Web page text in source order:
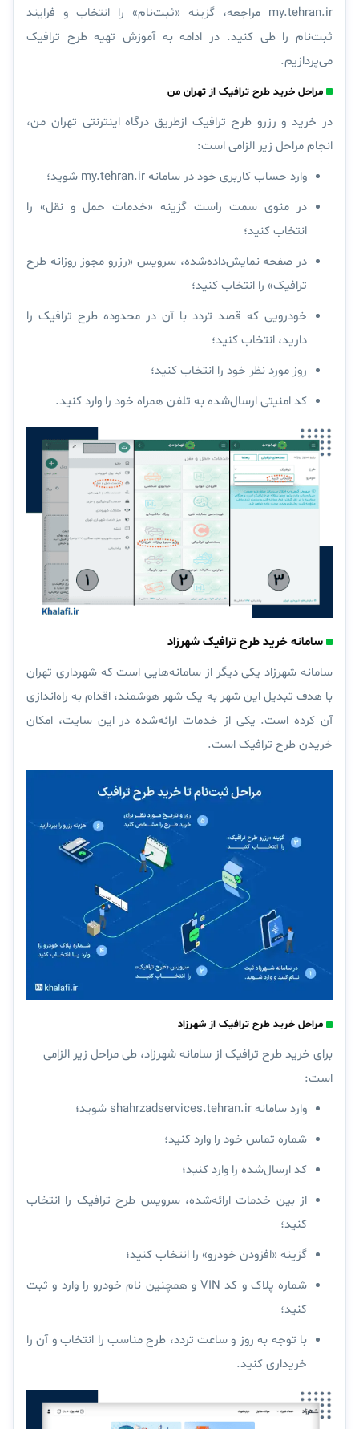
my.tehran.ir مراجعه، گزینه «ثبت‌نام» را انتخاب و فرایند
ثبت‌‌نام را طی کنید. در ادامه به آموزش تهیه طرح ترافیک
می‌پردازیم.
مراحل خرید طرح ترافیک از تهران من
در خرید و رزرو طرح ترافیک ازطریق درگاه اینترنتی تهران من،
انجام مراحل زیر الزامی است:
وارد حساب کاربری خود در سامانه my.tehran.ir شوید؛
در منوی سمت راست گزینه «خدمات حمل و نقل» را
انتخاب کنید؛
در صفحه نمایش‌داده‌شده، سرویس «رزرو مجوز روزانه طرح
ترافیک» را انتخاب کنید؛
خودرویی که قصد تردد با آن در محدوده طرح ترافیک را
دارید، انتخاب کنید؛
روز مورد نظر خود را انتخاب کنید؛
کد امنیتی ارسال‌شده به تلفن همراه خود را وارد کنید.
سامانه خرید طرح ترافیک شهرزاد
سامانه شهرزاد یکی دیگر از سامانه‌هایی است که شهرداری تهران
با هدف تبدیل این شهر به یک شهر هوشمند، اقدام به راه‌اندازی
آن کرده است. یکی از خدمات ارائه‌شده در این سایت، امکان
خریدن طرح ترافیک است.
مراحل خرید طرح ترافیک از شهرزاد
برای خرید طرح ترافیک از سامانه شهرزاد، طی مراحل زیر الزامی
است:
وارد سامانه shahrzadservices.tehran.ir شوید؛
شماره تماس خود را وارد کنید؛
کد ارسال‌شده را وارد کنید؛
از بین خدمات ارائه‌شده، سرویس طرح ترافیک را انتخاب
کنید؛
گزینه «افزودن خودرو» را انتخاب کنید؛
شماره پلاک و کد VIN و همچنین نام خودرو را وارد و ثبت
کنید؛
با توجه به روز و ساعت تردد، طرح مناسب را انتخاب و آن را
خریداری کنید.